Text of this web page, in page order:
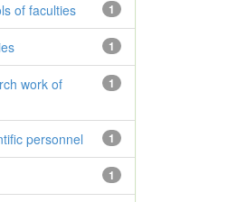
1
of faculties
1
1
work of
1
personnel
1